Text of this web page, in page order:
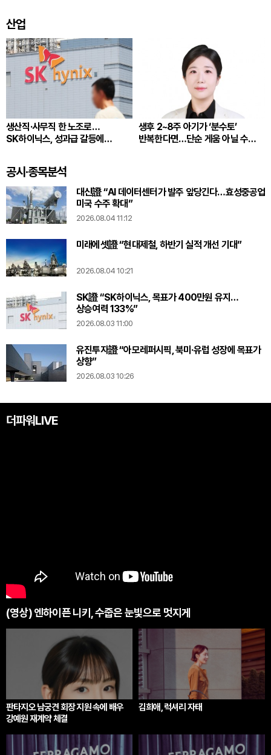
산업
생산직·사무직 한 노조로…
SK하이닉스, 성과급 갈등에
생후 2~8주 아기가 ‘분수토’
반복한다면…단순 게움 아닐 수
공시·종목분석
대신證 “AI 데이터센터가 발주 앞당긴다…효성중공업
미국 수주 확대”
2026.08.04 11:12
미래에셋證 “현대제철, 하반기 실적 개선 기대”
2026.08.04 10:21
SK證 “SK하이닉스, 목표가 400만원 유지…
상승여력 133%”
2026.08.03 11:00
유진투자證 “아모레퍼시픽, 북미·유럽 성장에 목표가
상향”
2026.08.03 10:26
더파워LIVE
(영상) 엔하이픈 니키, 수줍은 눈빛으로 멋지게
판타지오 남궁견 회장 지원 속에 배우
강예원 재계약 체결
김희애, 럭셔리 자태